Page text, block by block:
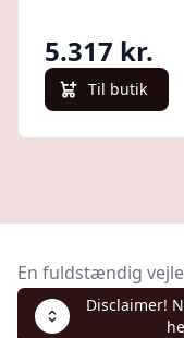
5.317 kr.
Til butik
En fuldstændig
Disclaimer!